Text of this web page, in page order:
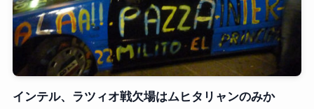
インテル、ラツィオ戦欠場はムヒタリャンのみか